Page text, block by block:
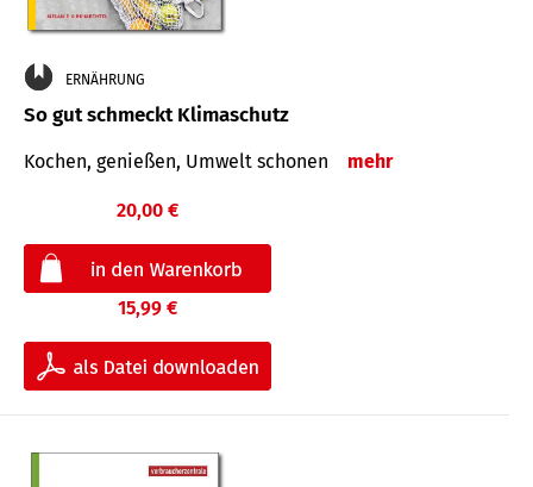
ERNÄHRUNG
So gut schmeckt Klimaschutz
Kochen, genießen, Umwelt schonen mehr
20,00 €
15,99 €